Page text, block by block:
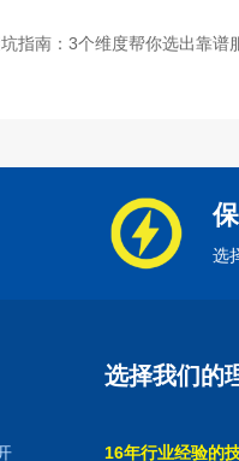
指南：3个维度帮你选出靠谱
选
选择我们的
16年行业经验的